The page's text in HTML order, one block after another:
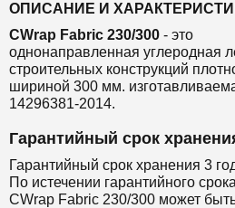
ОПИСАНИЕ И
CWrap Fabric 230/300 - это
однонаправленная углеродная
строительных конструкций
шириной 300 мм.
14296381-2014.
Гарантийный срок
Гарантийный срок хранения 3
По истечении гарантийного
CWrap Fabric 230/300 может